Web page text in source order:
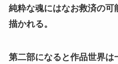
純粋な魂にはなお救済の可
描かれる。
第二部になると作品世界は